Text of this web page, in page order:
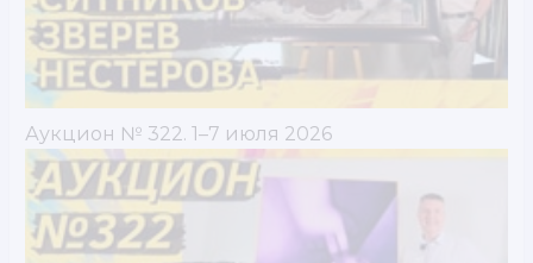
Аукцион № 322. 1–7 июля 2026